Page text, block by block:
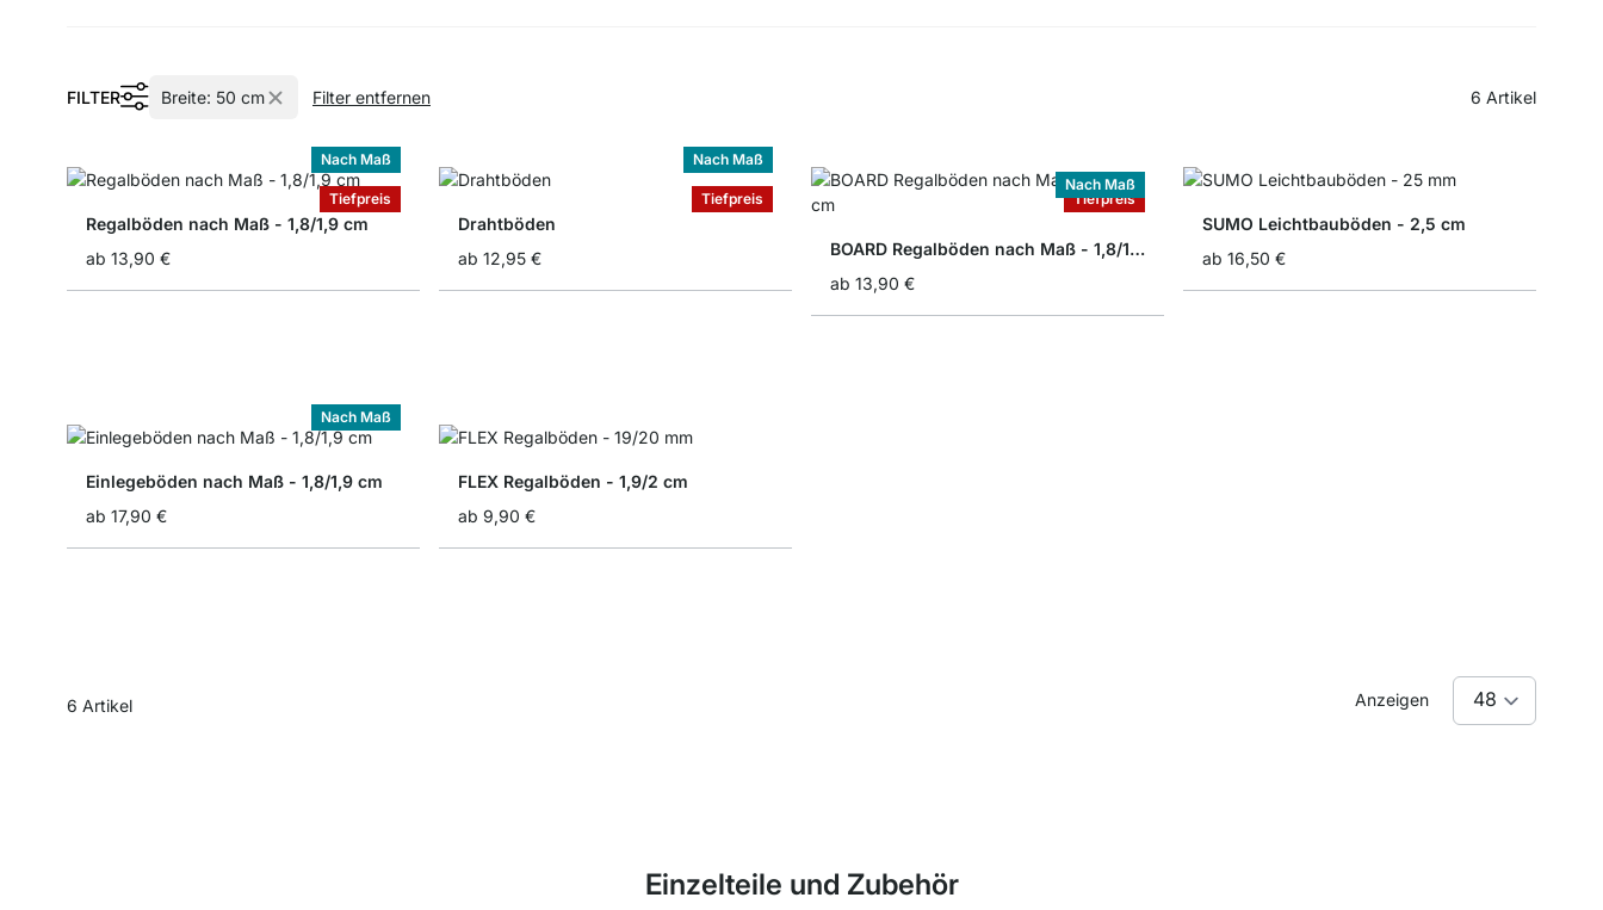
FILTER Breite: 50 cm Filter entfernen 6 Artikel
Tiefpreis
Nach Maß
Regalböden nach Maß - 1,8/1,9 cm
ab 13,90 €
Tiefpreis
Nach Maß
Drahtböden
ab 12,95 €
Tiefpreis
Nach Maß
BOARD Regalböden nach Maß - 1,8/1,9 cm
ab 13,90 €
SUMO Leichtbauböden - 2,5 cm
ab 16,50 €
Nach Maß
Einlegeböden nach Maß - 1,8/1,9 cm
ab 17,90 €
FLEX Regalböden - 1,9/2 cm
ab 9,90 €
6 Artikel Anzeigen
Einzelteile und Zubehör